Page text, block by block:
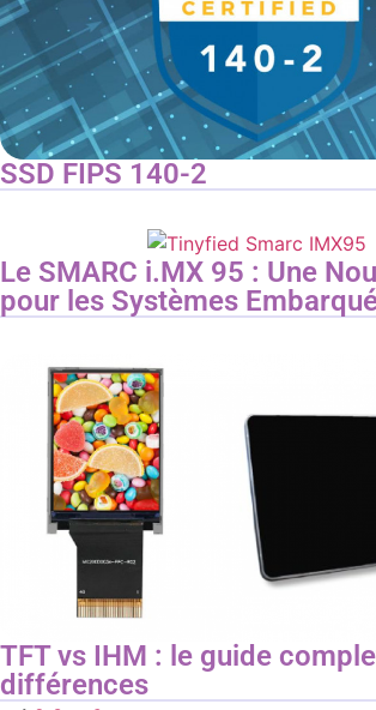
SSD FIPS 140-2
Le SMARC i.MX 95 : Une
pour les Systèmes
TFT vs IHM : le guide
différences